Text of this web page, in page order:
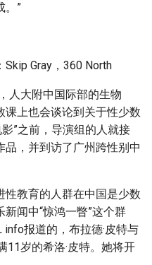
。”
Gray，360 North
人大附中国际部的生物
上也会谈论到关于性少数
”之前，导演组的人就接
，并到访了广州跨性别中
教育的人群在中国是少数
闻中“惊鸿一瞥”这个群
报道的，布拉德·皮特与
11岁的希洛·皮特。她将开